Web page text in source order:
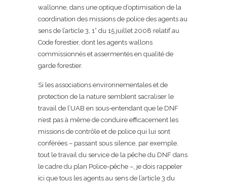
wallonne, dans une optique d’optimisation de la
coordination des missions de police des agents au
sens de l’article 3, 1° du 15 juillet 2008 relatif au
Code forestier, dont les agents wallons
commissionnés et assermentés en qualité de
garde forestier.
Si les associations environnementales et de
protection de la nature semblent sacraliser le
travail de l’UAB en sous-entendant que le DNF
n’est pas à même de conduire efficacement les
missions de contrôle et de police qui lui sont
conférées – passant sous silence, par exemple,
tout le travail du service de la pêche du DNF dans
le cadre du plan Police-pêche –, je dois rappeler
ici que tous les agents au sens de l’article 3 du